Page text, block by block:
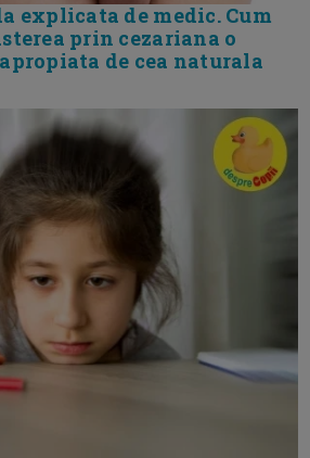
explicata de medic. Cum
prin cezariana o
de cea naturala